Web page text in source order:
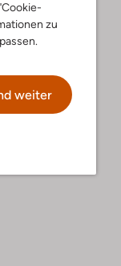
zu
weiter
Low
€ 55,99